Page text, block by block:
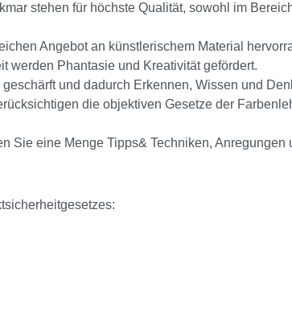
stehen für höchste Qualität, sowohl im
Angebot an künstlerischem Material
werden Phantasie und Kreativität gefördert.
und dadurch Erkennen, Wissen und
die objektiven Gesetze der
Sie eine Menge Tipps& Techniken, Anregungen